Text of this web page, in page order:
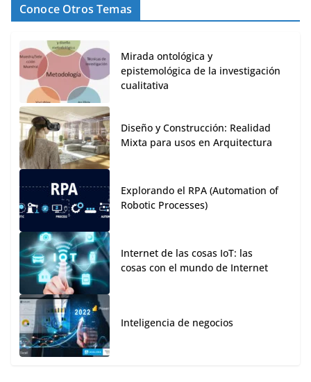
Conoce Otros Temas
Mirada ontológica y
epistemológica de la investigación
cualitativa
Diseño y Construcción: Realidad
Mixta para usos en Arquitectura
Explorando el RPA (Automation of
Robotic Processes)
Internet de las cosas IoT: las
cosas con el mundo de Internet
Inteligencia de negocios